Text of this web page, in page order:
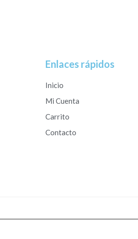
Enlaces rápidos
Inicio
Mi Cuenta
Carrito
Contacto